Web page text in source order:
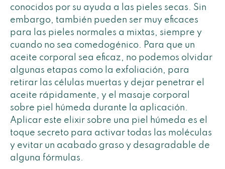
conocidos por su ayuda a las pieles secas. Sin
embargo, también pueden ser muy eficaces
para las pieles normales a mixtas, siempre y
cuando no sea comedogénico. Para que un
aceite corporal sea eficaz, no podemos olvidar
algunas etapas como la exfoliación, para
retirar las células muertas y dejar penetrar el
aceite rápidamente, y el masaje corporal
sobre piel húmeda durante la aplicación.
Aplicar este elixir sobre una piel húmeda es el
toque secreto para activar todas las moléculas
y evitar un acabado graso y desagradable de
alguna fórmulas.